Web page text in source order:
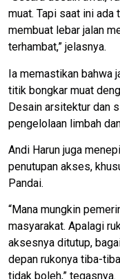
muat. Tapi saat ini ada
membuat lebar jalan
terhambat,” jelasnya.
Ia memastikan bahwa
titik bongkar muat
Desain arsitektur dan
pengelolaan limbah
Andi Harun juga
penutupan akses,
Pandai.
“Mana mungkin
masyarakat. Apalagi
aksesnya ditutup,
depan rukonya tiba-
tidak boleh,” tegasnya.